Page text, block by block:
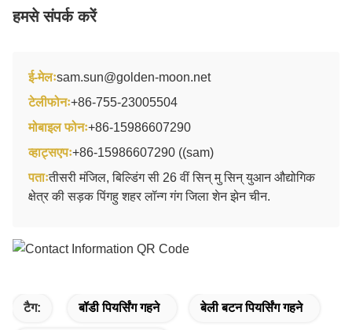
हमसे संपर्क करें
ई-मेलःsam.sun@golden-moon.net
टेलीफोनः+86-755-23005504
मोबाइल फोनः+86-15986607290
व्हाट्सएपः+86-15986607290 ((sam)
पताःतीसरी मंजिल, बिल्डिंग सी 26 वीं सिन् मु सिन् युआन औद्योगिक
क्षेत्र की सड़क पिंगहु शहर लॉन्ग गंग जिला शेन झेन चीन.
टैग: बॉडी पियर्सिंग गहने बेली बटन पियर्सिंग गहने